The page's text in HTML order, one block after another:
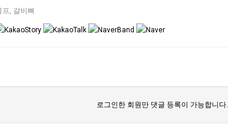
프, 갈비뼈
로그인한 회원만 댓글 등록이 가능합니다.